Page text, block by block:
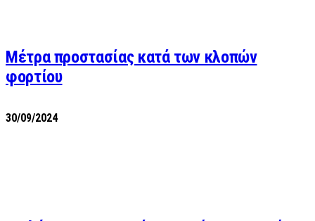
Μέτρα προστασίας κατά των κλοπών
φορτίου
30/09/2024